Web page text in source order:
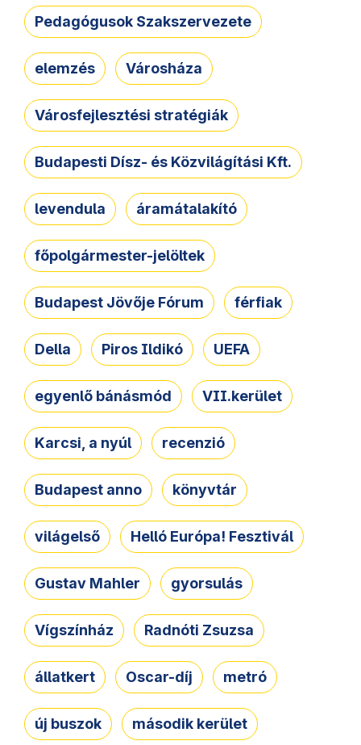
Pedagógusok Szakszervezete
elemzés Városháza
Városfejlesztési stratégiák
Budapesti Dísz- és Közvilágítási Kft.
levendula áramátalakító
főpolgármester-jelöltek
Budapest Jövője Fórum férfiak
Della Piros Ildikó UEFA
egyenlő bánásmód VII.kerület
Karcsi, a nyúl recenzió
Budapest anno könyvtár
világelső Helló Európa! Fesztivál
Gustav Mahler gyorsulás
Vígszínház Radnóti Zsuzsa
állatkert Oscar-díj metró
új buszok második kerület